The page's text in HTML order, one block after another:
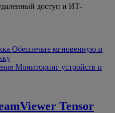
доступ и ИТ-
Обеспечьте мгновенную и
Мониторинг устройств и
Tensor